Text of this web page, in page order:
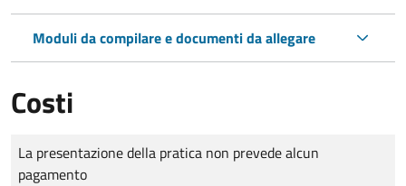
Moduli da compilare e documenti da allegare
Costi
Tipo di pagamento
Importo
La presentazione della pratica non prevede alcun
pagamento